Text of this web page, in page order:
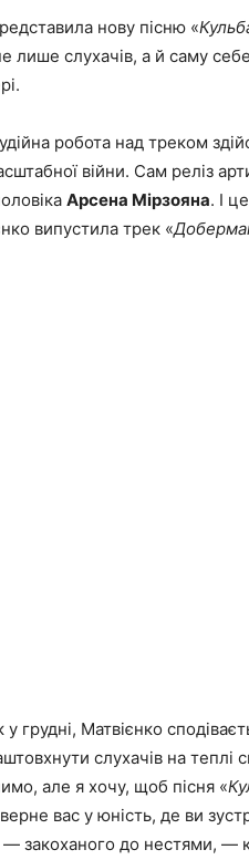
нову пісню «
лише слухачів, а й саму
робота над треком
війни. Сам реліз
Арсена Мірзояна. І
випустила трек «
грудні, Матвієнко
слухачів на теплі
але я хочу, щоб пісня «
вас у юність, де ви
— закоханого до нестями, —